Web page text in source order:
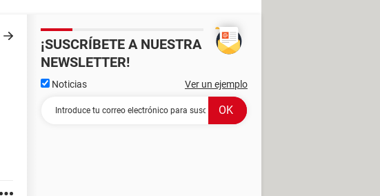
¡SUSCRÍBETE A NUESTRA
NEWSLETTER!
Noticias Ver un ejemplo